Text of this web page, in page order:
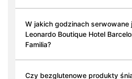
W jakich godzinach serwowane
Leonardo Boutique Hotel
Familia?
Czy bezglutenowe produkty